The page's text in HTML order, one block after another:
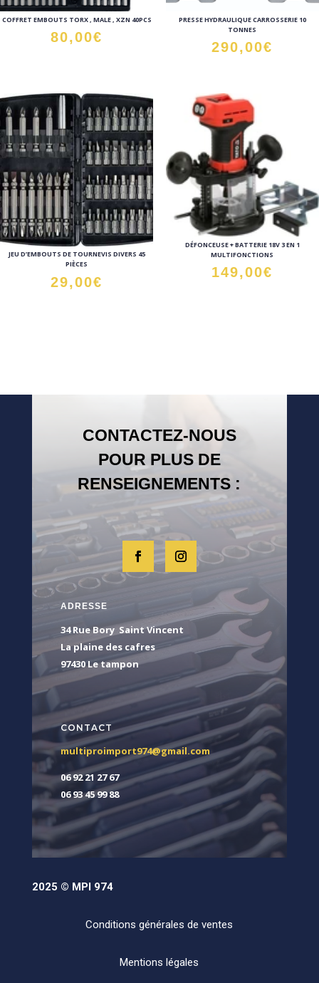
COFFRET EMBOUTS TORX , MALE , XZN 40PCS
80,00€
PRESSE HYDRAULIQUE CARROSSERIE 10
TONNES
290,00€
JEU D’EMBOUTS DE TOURNEVIS DIVERS 45
PIÈCES
29,00€
DÉFONCEUSE + BATTERIE 18V 3 EN 1
MULTIFONCTIONS
149,00€
CONTACTEZ-NOUS
POUR PLUS DE
RENSEIGNEMENTS :
ADRESSE
34 Rue Bory Saint Vincent
La plaine des cafres
97430 Le tampon
CONTACT
multiproimport974@gmail.com
06 92 21 27 67
06 93 45 99 88
2025 © MPI 974
Conditions générales de ventes
Mentions légales